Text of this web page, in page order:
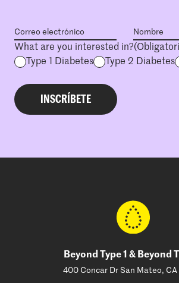
What are you interested in?
Type 1 Diabetes
Type 2 Diabetes
Beyond Type 1 & Beyond
400 Concar Dr San Mateo,